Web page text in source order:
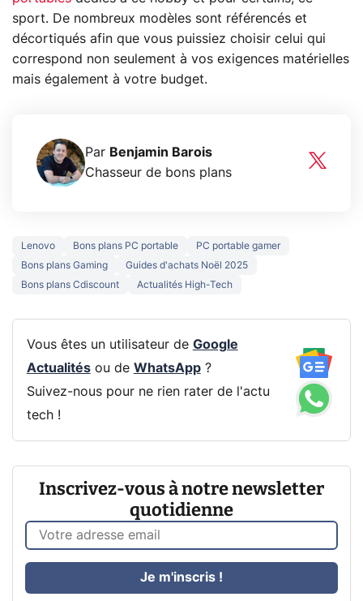
sport. De nombreux modèles sont référencés et
décortiqués afin que vous puissiez choisir celui qui
correspond non seulement à vos exigences matérielles
mais également à votre budget.
Par Benjamin Barois
Chasseur de bons plans
Lenovo Bons plans PC portable
PC portable gamer
Bons plans Gaming
Guides d'achats Noël 2025
Bons plans Cdiscount
Actualités High-Tech
Vous êtes un utilisateur de Google
Actualitésou de WhatsApp?
Suivez-nous pour ne rien rater de l'actu
tech !
Inscrivez-vous à notre newsletter
quotidienne
Je m'inscris !